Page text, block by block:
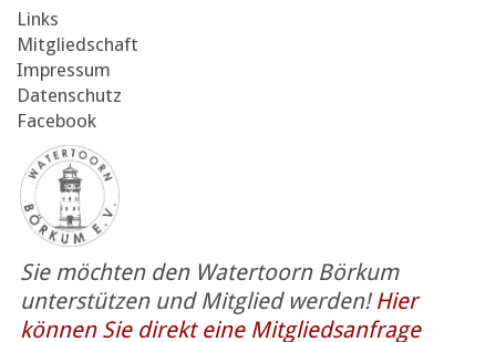
Links
Mitgliedschaft
Impressum
Datenschutz
Facebook
Sie möchten den Watertoorn Börkum
unterstützen und Mitglied werden!Hier
können Sie direkt eine Mitgliedsanfrage